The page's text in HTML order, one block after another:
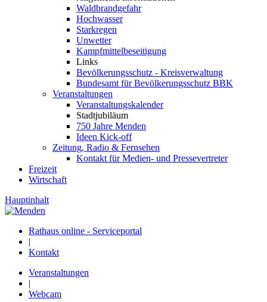
Waldbrandgefahr
Hochwasser
Starkregen
Unwetter
Kampfmittelbeseitigung
Links
Bevölkerungsschutz - Kreisverwaltung
Bundesamt für Bevölkerungsschutz BBK
Veranstaltungen
Veranstaltungskalender
Stadtjubiläum
750 Jahre Menden
Ideen Kick-off
Zeitung, Radio & Fernsehen
Kontakt für Medien- und Pressevertreter
Freizeit
Wirtschaft
Hauptinhalt
Rathaus online - Serviceportal
|
Kontakt
Veranstaltungen
|
Webcam